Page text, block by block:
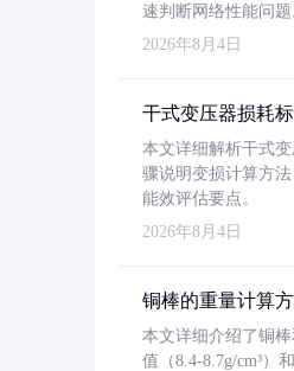
速判断网络性能问题
2026年8月4日
干式变压器损耗
本文详细解析干式
骤说明变损计算方
能效评估要点。
2026年8月4日
铜棒的重量计算
本文详细介绍了铜
值（8.4-8.7g/cm³）